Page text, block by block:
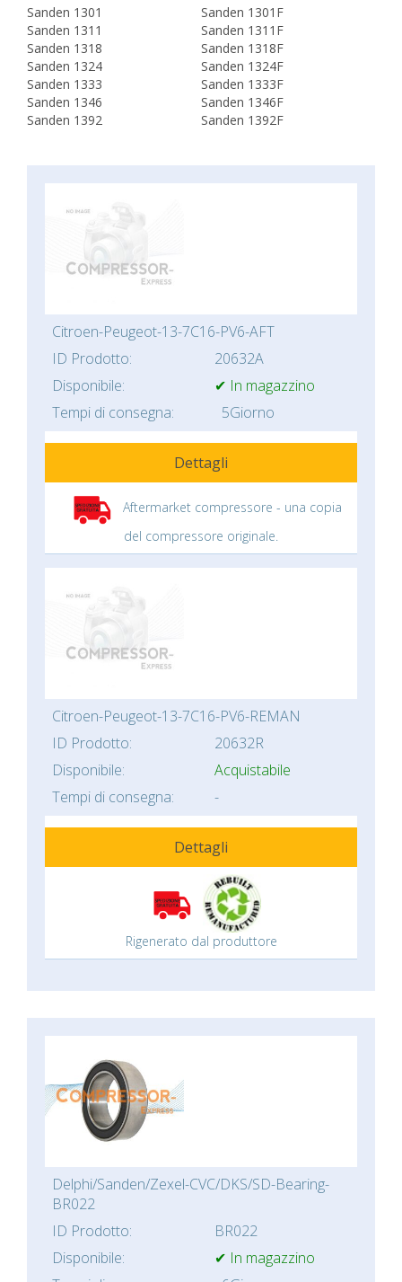
Sanden 1301
Sanden 1301F
Sanden 1311
Sanden 1311F
Sanden 1318
Sanden 1318F
Sanden 1324
Sanden 1324F
Sanden 1333
Sanden 1333F
Sanden 1346
Sanden 1346F
Sanden 1392
Sanden 1392F
Citroen-Peugeot-13-7C16-PV6-AFT
ID Prodotto:
20632A
Disponibile:
✔ In magazzino
Tempi di consegna:
5Giorno
Dettagli
Aftermarket compressore - una copia
del compressore originale.
Citroen-Peugeot-13-7C16-PV6-REMAN
ID Prodotto:
20632R
Disponibile:
Acquistabile
Tempi di consegna:
-
Dettagli
Rigenerato dal produttore
Delphi/Sanden/Zexel-CVC/DKS/SD-Bearing-
BR022
ID Prodotto:
BR022
Disponibile:
✔ In magazzino